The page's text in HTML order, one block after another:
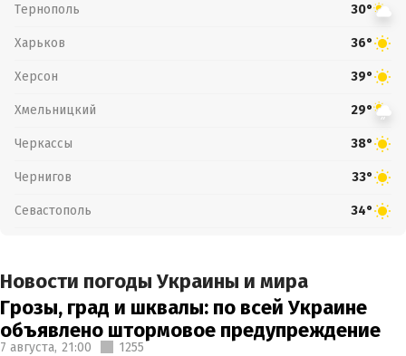
Тернополь 30°
Харьков 36°
Херсон 39°
Хмельницкий 29°
Черкассы 38°
Чернигов 33°
Севастополь 34°
Новости погоды Украины и мира
Грозы, град и шквалы: по всей Украине
объявлено штормовое предупреждение
7 августа, 21:00 1255